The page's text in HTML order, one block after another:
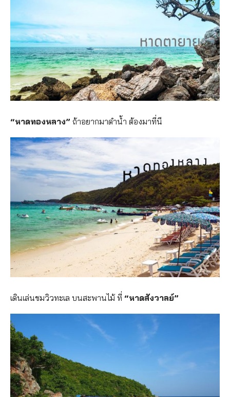
“หาดทองหลาง” ถ้าอยากมาดำน้ำ ต้องมาที่นี
เดินเล่นชมวิวทะเล บนสะพานไม้ ที่ “หาดสังวาลย์”